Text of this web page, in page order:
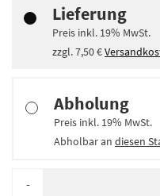
Lieferung
Preis inkl. 19% MwSt.
zzgl.7,50 €
Abholung
Preis inkl. 19% MwSt.
Abholbar an diesen
-